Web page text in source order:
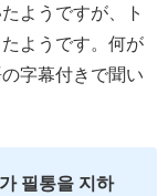
ようですが、ト
ようです。何が
字幕付きで聞い
필통을 지하